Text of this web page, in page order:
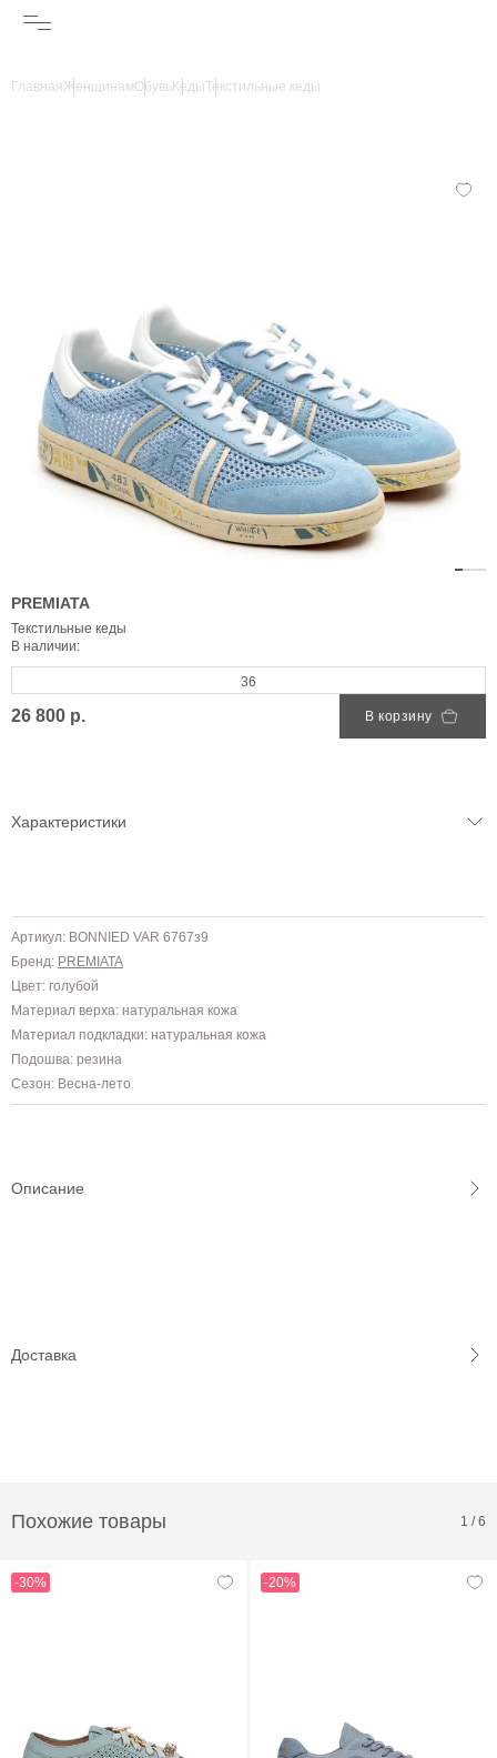
ГлавнаяЖенщинамОбувьКедыТекстильные кеды
PREMIATA
Текстильные кеды
В наличии:
36
26 800 р. В корзину
Характеристики
Артикул: BONNIED VAR 6767з9
Бренд: PREMIATA
Цвет: голубой
Материал верха: натуральная кожа
Материал подкладки: натуральная кожа
Подошва: резина
Сезон: Весна-лето
Описание
Доставка
Похожие товары 1 /6
-30% -20%